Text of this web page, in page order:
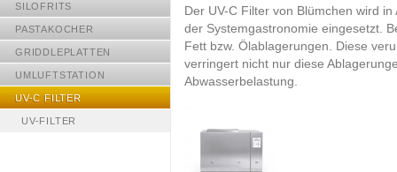
SILOFRITS
PASTAKOCHER
GRIDDLEPLATTEN
UMLUFTSTATION
UV-C FILTER
UV-FILTER
Der UV-C Filter von Blümchen wird
der Systemgastronomie eingesetzt.
Fett bzw. Ölablagerungen. Diese
verringert nicht nur diese
Abwasserbelastung.